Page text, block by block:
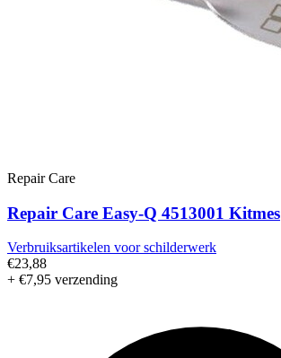
Repair Care
Repair Care Easy-Q 4513001 Kitmes
Verbruiksartikelen voor schilderwerk
€23,88
+ €7,95 verzending